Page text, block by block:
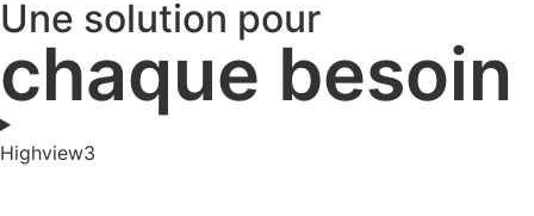
Une solution pour
chaque besoin
Highview3